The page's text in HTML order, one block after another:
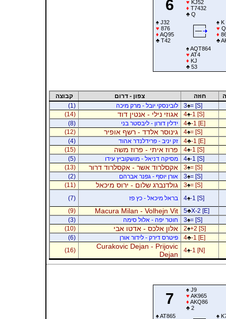
6 ♥ KJ52
♦ T7432
♣Q
♠J32
♥ 876
♦ AQ95
♣T42
♠K
♥
♦
♣
♠AQT864
♥ AT4
♦ KJ
♣53
חוזה צפון - דרום
קבוצה
3♠= [S] לובינסקי יובל - מרק מיכה
(1)
4♠-1 [S] אגוזי נילי - אנטין דוד
(14)
4♣-1 [E] ידלין דורון - ליבסטר בני
(8)
4♠= [S] גינוסר אלדד - רשף אופיר
(12)
4♣-1 [E] זק יניב - פרידלנדר אהוד
(4)
4♠-1 [S] פרוז איתי - פרוז משה
(15)
4♠-1 [S] מסיקה דניאל - מושקוביץ עידו
(5)
3♠= [S] אקסלרוד אשר - אקסלרוד דרור
(13)
3♠= [S] אורן יוסף - גפנר אברהם
(2)
3♠= [S] גולדנברג שלום - ירוס מיכאל
(11)
4♠-1 [S] בראל מיכאל - כץ פז
(7)
5♣X-2 [E]
Macura Milan - Volhejn Vit
(9)
3♠= [S] חוטר יפה - אלול סימה
(3)
2♠+2 [S] אלון אלכס - אדטו אבי
(10)
4♣-1 [E] פיטרס דירק - לידור אורן
(6)
4♠-1 [N]
Curakovic Dejan - Prijovic
Dejan
(16)
7
♠J9
♥ AK965
♦ AKQ86
♣2
♠AT865
♠